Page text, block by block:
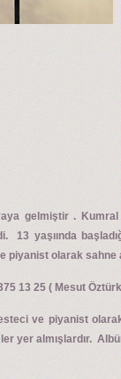
gelmiştir .
13 yaşıında
piyanist olarak sahne
13 25 ( Mesut
ve piyanist
yer almışlardır.